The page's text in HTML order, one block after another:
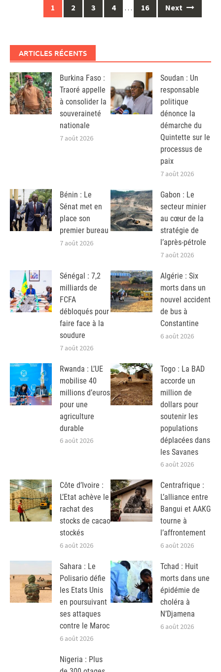
navigation
1 2 3 4 … 16 Next
ARTICLES RÉCENTS
Burkina Faso :
Traoré appelle
à consolider la
souveraineté
nationale
7 août 2026
Soudan : Un
responsable
politique
dénonce la
démarche du
Quintette sur le
processus de
paix
7 août 2026
Bénin : Le
Sénat met en
place son
premier bureau
7 août 2026
Gabon : Le
secteur minier
au cœur de la
stratégie de
l’après-pétrole
7 août 2026
Sénégal : 7,2
milliards de
FCFA
débloqués pour
faire face à la
soudure
7 août 2026
Algérie : Six
morts dans un
nouvel accident
de bus à
Constantine
6 août 2026
Rwanda : L’UE
mobilise 40
millions d’euros
pour une
agriculture
durable
6 août 2026
Togo : La BAD
accorde un
million de
dollars pour
soutenir les
populations
déplacées dans
les Savanes
6 août 2026
Côte d’Ivoire :
L’Etat achève le
rachat des
stocks de cacao
stockés
6 août 2026
Centrafrique :
L’alliance entre
Bangui et AAKG
tourne à
l’affrontement
6 août 2026
Sahara : Le
Polisario défie
les Etats Unis
en poursuivant
ses attaques
contre le Maroc
6 août 2026
Tchad : Huit
morts dans une
épidémie de
choléra à
N’Djamena
6 août 2026
Nigeria : Plus